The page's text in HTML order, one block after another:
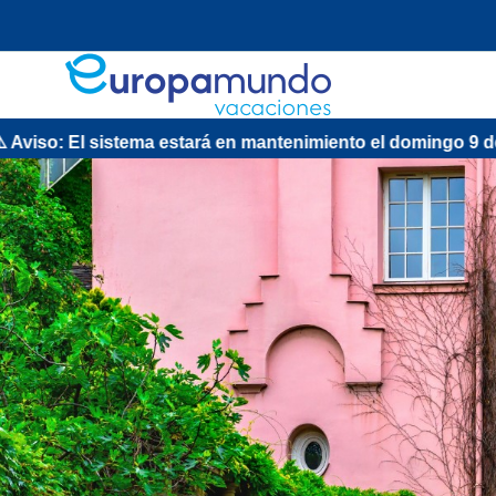
estará en mantenimiento el domingo 9 de agosto de